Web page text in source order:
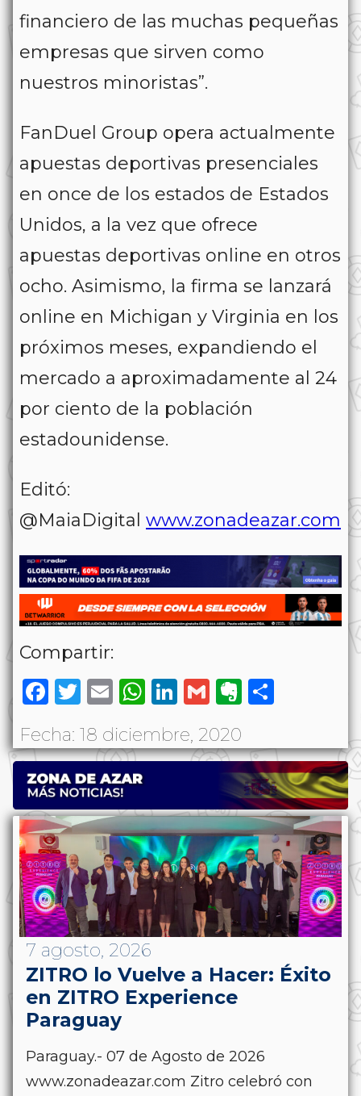
financiero de las muchas pequeñas
empresas que sirven como
nuestros minoristas”.
FanDuel Group opera actualmente
apuestas deportivas presenciales
en once de los estados de Estados
Unidos, a la vez que ofrece
apuestas deportivas online en otros
ocho. Asimismo, la firma se lanzará
online en Michigan y Virginia en los
próximos meses, expandiendo el
mercado a aproximadamente al 24
por ciento de la población
estadounidense.
Editó:
@MaiaDigital www.zonadeazar.com
Compartir:
Facebook
Twitter
EmailWhatsApp
LinkedIn
GmailEvernote
Fecha: 18 diciembre, 2020
7 agosto, 2026
ZITRO lo Vuelve a Hacer: Éxito
en ZITRO Experience
Paraguay
Paraguay.- 07 de Agosto de 2026
www.zonadeazar.com Zitro celebró con